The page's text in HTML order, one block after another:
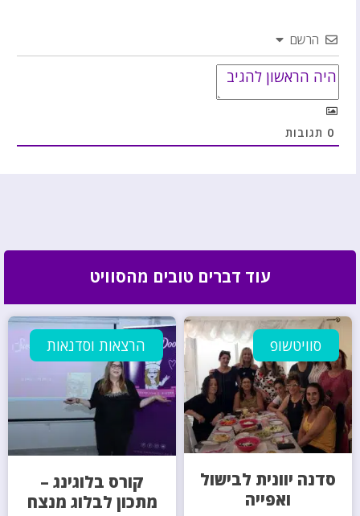
הרשם
0 תגובות
עוד דברים טובים מהסוויט
סוויטשופ
סדנה יוונית לבישול
ואפייה
הרצאות וסדנאות
קורס בלוגינג –
מתכון לבלוג מנצח